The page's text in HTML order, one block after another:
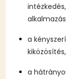
a
kiközösítés,
a